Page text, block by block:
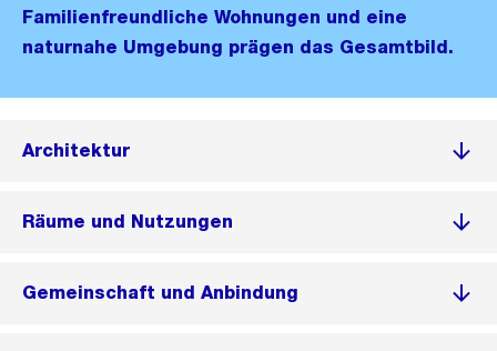
Familienfreundliche Wohnungen und eine
naturnahe Umgebung prägen das Gesamtbild.
Architektur
Räume und Nutzungen
Gemeinschaft und Anbindung